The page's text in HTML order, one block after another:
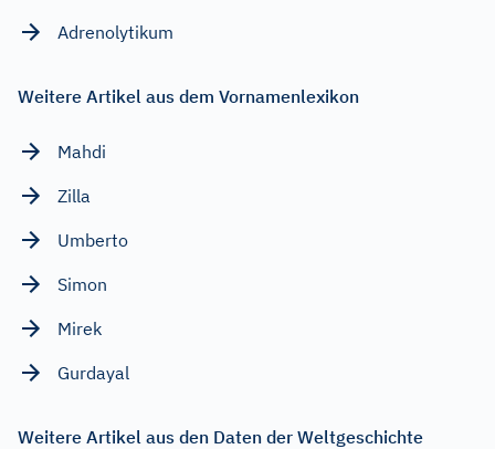
Adrenolytikum
Weitere Artikel aus dem Vornamenlexikon
Mahdi
Zilla
Umberto
Simon
Mirek
Gurdayal
Weitere Artikel aus den Daten der Weltgeschichte